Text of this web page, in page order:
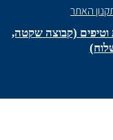
האתר
וטיפים (קבוצה שקטה,